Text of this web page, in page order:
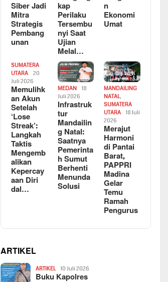
Siber Jadi
Mitra
Strategis
Pembang
unan
kap
Perilaku
Tersembu
nyi Saat
Ujian
Melal…
n
Ekonomi
Umat
SUMATERA
UTARA
20
Juli 2026
Memulihk
an Akun
Setelah
‘Lose
Streak’:
Langkah
Taktis
Mengemb
alikan
Kepercay
aan Diri
dal…
MEDAN
18
Juli 2026
Infrastruk
tur
Mandailin
g Natal:
Saatnya
Pemerinta
h Sumut
Berhenti
Menunda
Solusi
MANDAILING
NATAL,
SUMATERA
UTARA
18 Juli
2026
Merajut
Harmoni
di Pantai
Barat,
PAPPRI
Madina
Gelar
Temu
Ramah
Pengurus
ARTIKEL
ARTIKEL 10 Juli 2026
Buku Kapolres